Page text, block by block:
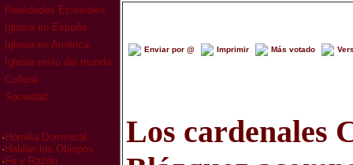
Realidades Eclesiales
Iglesia en España
Iglesia en América
Iglesia resto del mundo
Cultura
Sociedad
· Homilia Dominical
· Hablan los Obispos
· Fe y Razón
Enviar por @ Imprimir Más votado
Los cardenales